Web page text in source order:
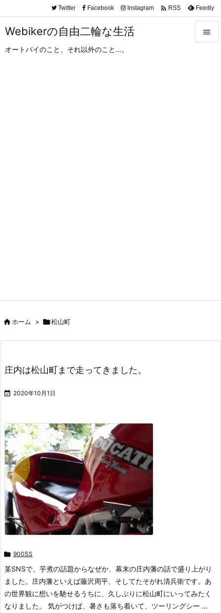
Webikerの自由二輪な生活
オートバイのこと、それ以外のこと…。

Twitter Facebook Instagram  RSS Feedly
ホーム > 松山町
庄内は松山町まで走ってきました。
 2020年10月1日
 900SS
某SNSで、芋煮の話題からなぜか、幕末の庄内藩の話で盛り上がり
ました。庄内藩といえば藤沢周平、そしてたそがれ清兵衛です。あ
の世界観に想いを馳せるうちに、久しぶりに松山町にいってみたく
なりました。 気がつけば、暑さも落ち着いて、ツーリングシー ...